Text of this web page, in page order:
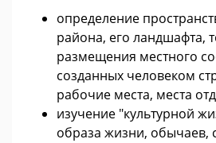
определение
района, его ландшафта,
размещения местного
созданных человеком
рабочие места, места
изучение "культурной
образа жизни, обычаев,